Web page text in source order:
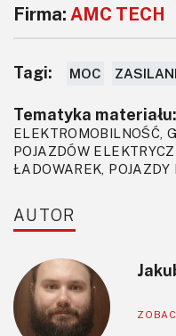
Firma: AMC TECH
Tagi: MOC
Tematyka materiału:
ELEKTROMOBILNOŚĆ,
POJAZDÓW
ŁADOWAREK, POJAZDY
AUTOR